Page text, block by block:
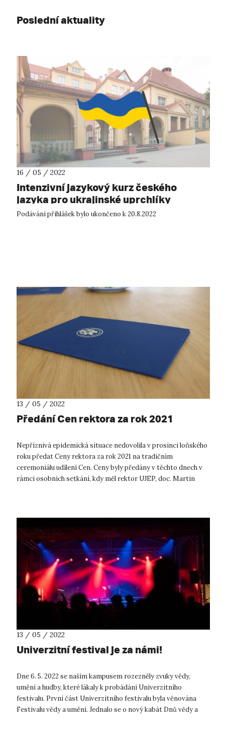
Poslední aktuality
16 / 05 / 2022
Intenzivní jazykový kurz českého
jazyka pro ukrajinské uprchlíky
Podávání přihlášek bylo ukončeno k 20.8.2022
13 / 05 / 2022
Předání Cen rektora za rok 2021
Nepříznivá epidemická situace nedovolila v prosinci loňského
roku předat Ceny rektora za rok 2021 na tradičním
ceremoniálu udílení Cen. Ceny byly předány v těchto dnech v
rámci osobních setkání, kdy měl rektor UJEP, doc. Martin
13 / 05 / 2022
Univerzitní festival je za námi!
Dne 6. 5. 2022 se naším kampusem rozezněly zvuky vědy,
umění a hudby, které lákaly k probádání Univerzitního
festivalu. První část Univerzitního festivalu byla věnována
Festivalu vědy a umění. Jednalo se o nový kabát Dnů vědy a